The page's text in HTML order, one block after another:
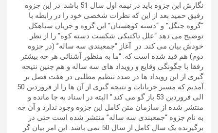
نگارش این جزوه باید در نیمه اول سال 51 باشد. در این جزوه
رفیق حمید بعد از این که نظرات شخصی خود را در رابطه با
“گروه جنگل” و “دسته کوهستان” این گروه و جریان سیاهکل
توضیح می دهد “علل تاکتیکی شکست دسته کوه” را از نظر
خودش بیان می کند. در آغاز “جمعبندی سه ساله” (در جزوه
دوم) هم قید شده است که: “ما به منظور آشنائی هر چه بیشتر
رفقا با چگونگی وقایع و رویداد های سه ساله و هم چنین نتیجه
گیری از این رویداد ها در صدد تنظیم مطلبی در هفت فصل بر
آمدیم که مسیر جریانات و نتیجه گیری از آن ها را از فروردین 50
الی فروردین 53 باز گو می کند.” البته در اسناد به جا مانده و
منتشر شده از سازمان متن کامل این جزوه وجود ندارد و آن چه
به نام جزوه “جمعبندی سه ساله” منتشر شده است حتی در
برگیرنده یک سال کامل از سال 50 نمی باشد. این امر بیان گر